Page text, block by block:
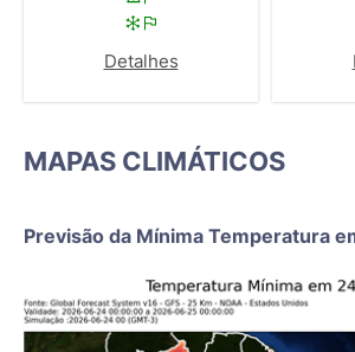
Detalhes
MAPAS CLIMÁTICOS
Previsão da Mínima Temperatura